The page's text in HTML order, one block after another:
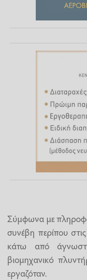
Σύμφωνα με
συνέβη περίπου
κάτω από
βιομηχανικό
εργαζόταν.